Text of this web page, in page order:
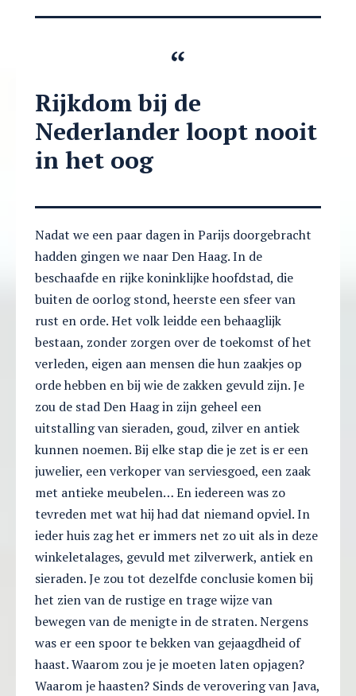
Rijkdom bij de
Nederlander loopt nooit
in het oog
Nadat we een paar dagen in Parijs doorgebracht
hadden gingen we naar Den Haag. In de
beschaafde en rijke koninklijke hoofdstad, die
buiten de oorlog stond, heerste een sfeer van
rust en orde. Het volk leidde een behaaglijk
bestaan, zonder zorgen over de toekomst of het
verleden, eigen aan mensen die hun zaakjes op
orde hebben en bij wie de zakken gevuld zijn. Je
zou de stad Den Haag in zijn geheel een
uitstalling van sieraden, goud, zilver en antiek
kunnen noemen. Bij elke stap die je zet is er een
juwelier, een verkoper van serviesgoed, een zaak
met antieke meubelen… En iedereen was zo
tevreden met wat hij had dat niemand opviel. In
ieder huis zag het er immers net zo uit als in deze
winkeletalages, gevuld met zilverwerk, antiek en
sieraden. Je zou tot dezelfde conclusie komen bij
het zien van de rustige en trage wijze van
bewegen van de menigte in de straten. Nergens
was er een spoor te bekken van gejaagdheid of
haast. Waarom zou je je moeten laten opjagen?
Waarom je haasten? Sinds de verovering van Java,